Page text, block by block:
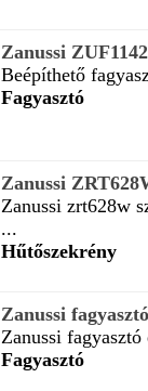
Zanussi
Beépíthető
Fagyasztó
Zanussi
Zanussi zrt628w
...
Hűtőszekrény
Zanussi
Zanussi
Fagyasztó